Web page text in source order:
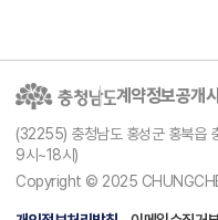
계약정보공개
(32255) 충청남도 홍성군 홍북
9시~18시)
Copyright © 2025